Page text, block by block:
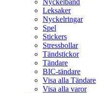
Nyckelband
Leksaker
Nyckelringar
Spel
Stickers
Stressbollar
Tändstickor
Tändare
BIC-tändare
Visa alla Tändare
Visa alla varor